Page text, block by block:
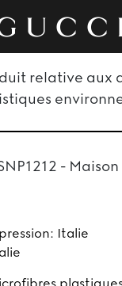
relative aux
-
Italie